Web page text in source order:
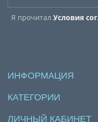
Я прочитал Условия
ИНФОРМАЦИЯ
КАТЕГОРИИ
ЛИЧНЫЙ КАБИНЕТ